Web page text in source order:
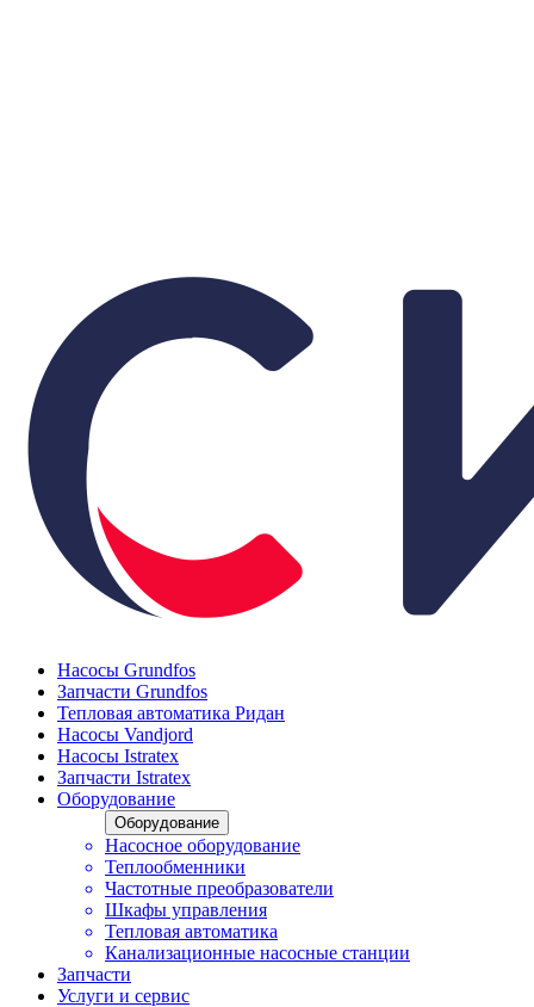
Насосы Grundfos
Запчасти Grundfos
Тепловая автоматика Ридан
Насосы Vandjord
Насосы Istratex
Запчасти Istratex
Оборудование
Оборудование
Насосное оборудование
Теплообменники
Частотные преобразователи
Шкафы управления
Тепловая автоматика
Канализационные насосные станции
Запчасти
Услуги и сервис